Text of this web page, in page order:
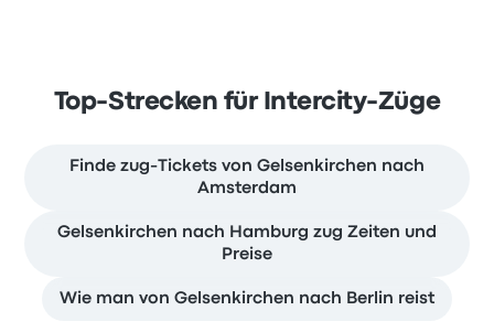
Top-Strecken für Intercity-Züge
Finde zug-Tickets von Gelsenkirchen nach
Amsterdam
Gelsenkirchen nach Hamburg zug Zeiten und
Preise
Wie man von Gelsenkirchen nach Berlin reist